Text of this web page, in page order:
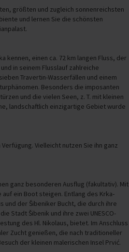
größten und zugleich sonnenreichsten
und lernen Sie die schönsten
kennen, einen ca. 72 km langen Fluss, der
in seinem Flusslauf zahlreiche
Travertin-Wasserfällen und einem
Besonders die imposanten
und die vielen Seen, z. T. mit kleinen
landschaftlich einzigartige Gebiet wurde
Vielleicht nutzen Sie ihn ganz
ganz besonderen Ausflug (fakultativ). Mit
ein Boot steigen. Entlang des Krka-
und der Šibeniker Bucht, die durch ihre
Stadt Šibenik und ihre zwei UNESCO-
des Hl. Nikolaus, bietet. Im Anschluss
Zucht genießen, die nach traditioneller
der kleinen malerischen Insel Prvić.